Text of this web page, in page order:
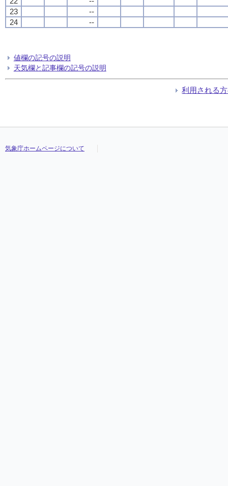
23
--
24
--
値欄の記号の説明
天気欄と記事欄の記号の説明
利用される
気象庁ホームページについて